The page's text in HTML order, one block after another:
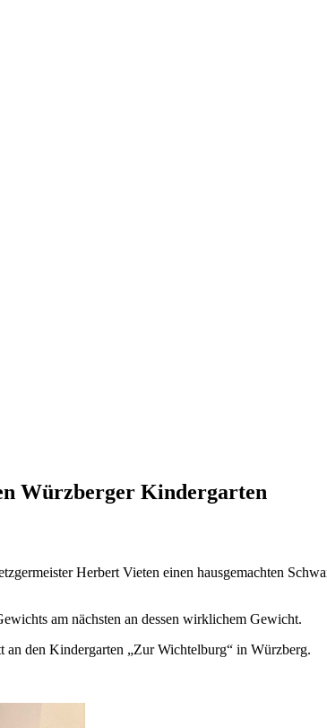
Würzberger Kindergarten
Herbert Vieten einen hausgemachten
am nächsten an dessen wirklichem Gewicht.
an den Kindergarten „Zur Wichtelburg“ in Würzberg.